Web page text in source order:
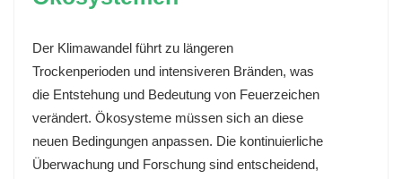
Der Klimawandel führt zu längeren
Trockenperioden und intensiveren Bränden, was
die Entstehung und Bedeutung von Feuerzeichen
verändert. Ökosysteme müssen sich an diese
neuen Bedingungen anpassen. Die kontinuierliche
Überwachung und Forschung sind entscheidend,